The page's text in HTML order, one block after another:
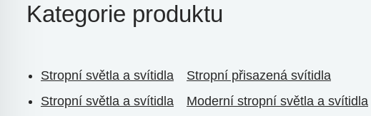
Kategorie produktu
Stropní světla a svítidla
Stropní přisazená svítidla
Stropní světla a svítidla
Moderní stropní světla a svítidla